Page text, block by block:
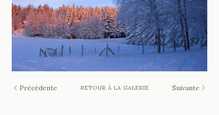
Précédente RETOUR À LA GALERIE Suivante